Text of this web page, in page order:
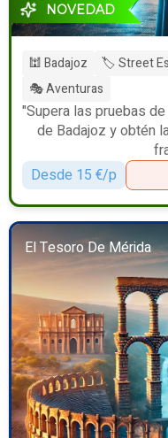
NOVEDAD
🕍 Badajoz 🏷️ Street
🎭 Aventuras
"Supera las pruebas
de Badajoz y obtén
Desde 15 €/p
El Tesoro De Mérida